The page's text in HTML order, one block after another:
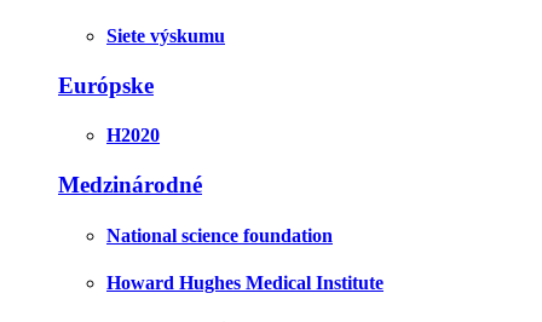
Siete výskumu
Európske
H2020
Medzinárodné
National science foundation
Howard Hughes Medical Institute